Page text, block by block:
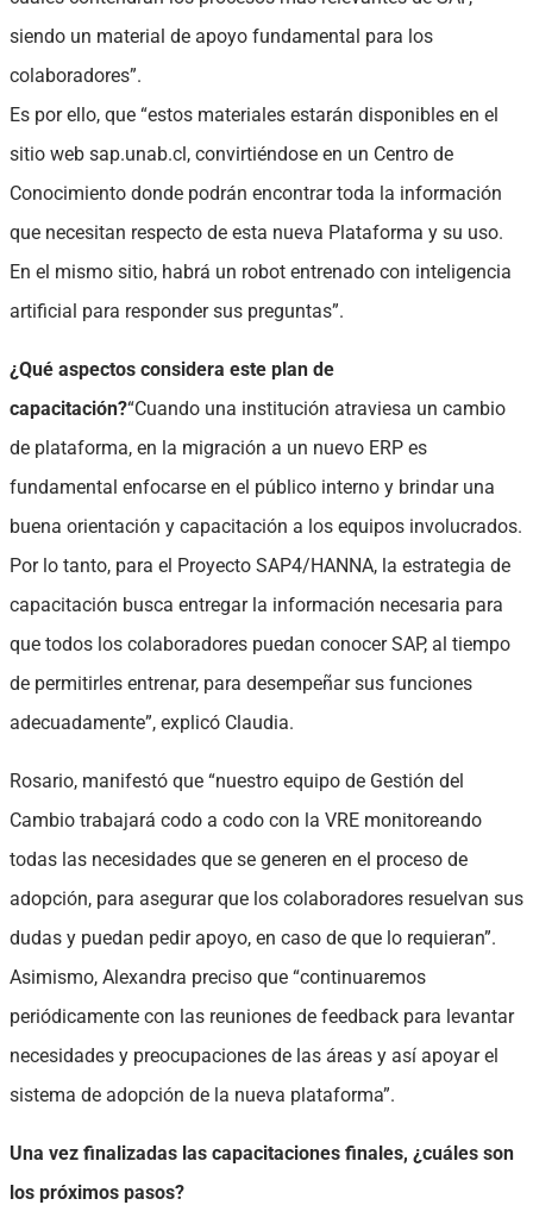
siendo un material de apoyo fundamental para los
colaboradores”.
Es por ello, que “estos materiales estarán disponibles en el
sitio web sap.unab.cl, convirtiéndose en un Centro de
Conocimiento donde podrán encontrar toda la información
que necesitan respecto de esta nueva Plataforma y su uso.
En el mismo sitio, habrá un robot entrenado con inteligencia
artificial para responder sus preguntas”.
¿Qué aspectos considera este plan de
capacitación?“Cuando una institución atraviesa un cambio
de plataforma, en la migración a un nuevo ERP es
fundamental enfocarse en el público interno y brindar una
buena orientación y capacitación a los equipos involucrados.
Por lo tanto, para el Proyecto SAP4/HANNA, la estrategia de
capacitación busca entregar la información necesaria para
que todos los colaboradores puedan conocer SAP, al tiempo
de permitirles entrenar, para desempeñar sus funciones
adecuadamente”, explicó Claudia.
Rosario, manifestó que “nuestro equipo de Gestión del
Cambio trabajará codo a codo con la VRE monitoreando
todas las necesidades que se generen en el proceso de
adopción, para asegurar que los colaboradores resuelvan sus
dudas y puedan pedir apoyo, en caso de que lo requieran”.
Asimismo, Alexandra preciso que “continuaremos
periódicamente con las reuniones de feedback para levantar
necesidades y preocupaciones de las áreas y así apoyar el
sistema de adopción de la nueva plataforma”.
Una vez finalizadas las capacitaciones finales, ¿cuáles son
los próximos pasos?